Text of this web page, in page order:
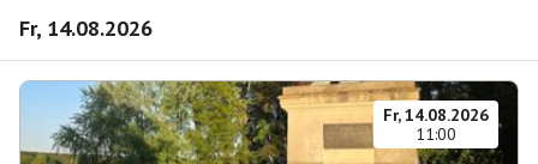
Fr, 14.08.2026
Fr, 14.08.2026
11:00